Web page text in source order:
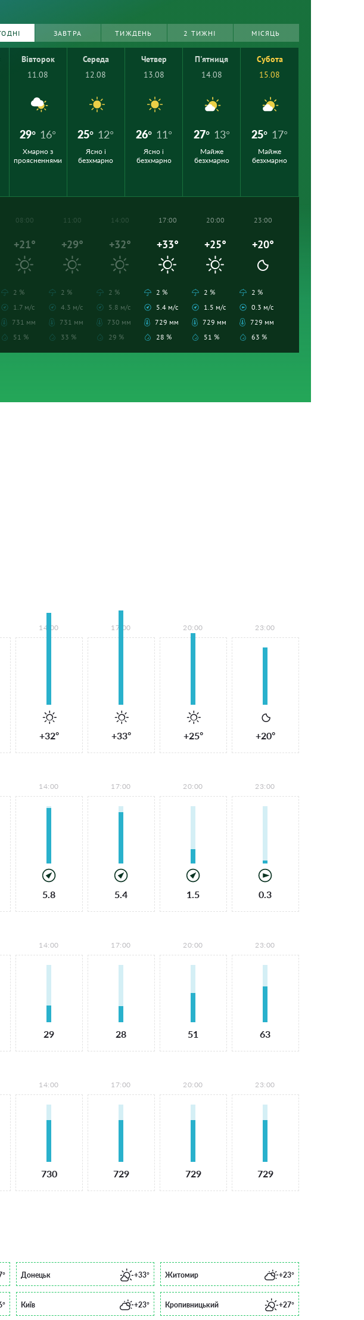
ЗАВТРА ТИЖДЕНЬ 2 ТИЖНІ МІСЯЦЬ
Вівторок
11.08
29° 16°
Хмарно з
проясненнями
Середа
12.08
25° 12°
Ясно і
безхмарно
Четвер
13.08
26° 11°
Ясно і
безхмарно
П'ятниця
14.08
27° 13°
Майже
безхмарно
Субота
15.08
25° 17°
Майже
безхмарно
08:00
+21°
2 %
1.7 м/с
731 мм
51 %
11:00
+29°
2 %
4.3 м/с
731 мм
33 %
14:00
+32°
2 %
5.8 м/с
730 мм
29 %
17:00
+33°
2 %
5.4 м/с
729 мм
28 %
20:00
+25°
2 %
1.5 м/с
729 мм
51 %
23:00
+20°
2 %
0.3 м/с
729 мм
63 %
14:00
+32°
17:00
+33°
20:00
+25°
23:00
+20°
14:00
5.8
17:00
5.4
20:00
1.5
23:00
0.3
14:00
29
17:00
28
20:00
51
23:00
63
14:00
730
17:00
729
20:00
729
23:00
729
Донецьк +33° Житомир +23°
Київ +23° Кропивницький +27°